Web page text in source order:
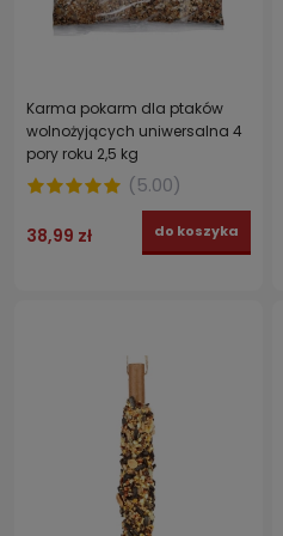
Karma pokarm dla ptaków
wolnożyjących uniwersalna 4
pory roku 2,5 kg
(5.00)
38,99 zł do koszyka